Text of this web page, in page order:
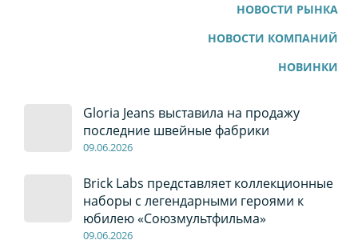
НОВОСТИ РЫНКА
НОВОСТИ КОМПАНИЙ
НОВИНКИ
Gloria Jeans выставила на продажу
последние швейные фабрики
09.06.2026
Brick Labs представляет коллекционные
наборы с легендарными героями к
юбилею «Союзмультфильма»
09.06.2026